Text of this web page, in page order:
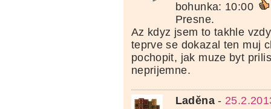
bohunka: 10:00
Presne.
Az kdyz jsem to takhle
teprve se dokazal ten muj
pochopit, jak muze byt
neprijemne.
Laděna-